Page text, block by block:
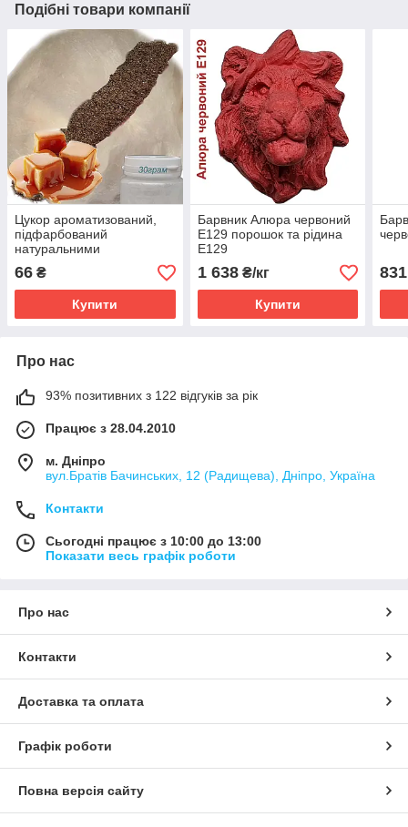
Подібні товари компанії
Цукор ароматизований,
підфарбований
натуральними
барвниками для солодкої
вати 4560 (Карамель)
66 ₴
Купити
Барвник Алюра червоний
Е129 порошок та рідина
Е129
1 638₴/кг
Купити
831
Про нас
93% позитивних з 122 відгуків за рік
Працює з 28.04.2010
м. Дніпро
вул.Братів Бачинських, 12 (Радищева), Дніпро, Україна
Контакти
Сьогодні працює з 10:00 до 13:00
Показати весь графік роботи
Про нас
Контакти
Доставка та оплата
Графік роботи
Повна версія сайту